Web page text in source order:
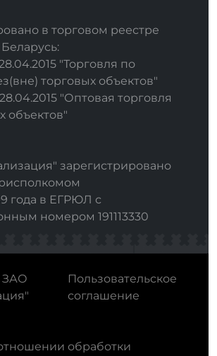
в торговом реестре
"Торговля по
торговых объектов"
"Оптовая торговля
объектов"
зарегистрировано
года в ЕГРЮЛ с
номером 191113330
ЗАО
Пользовательское
соглашение
обработки